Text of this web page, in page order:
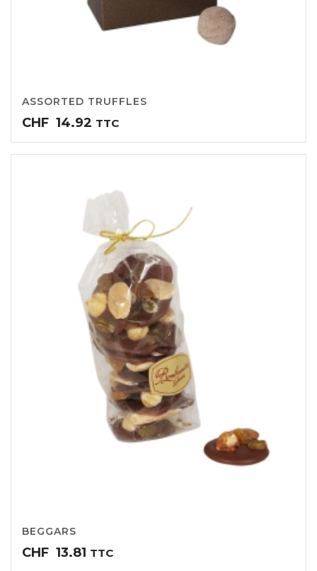
ASSORTED TRUFFLES
CHF 14.92 TTC
BEGGARS
CHF 13.81 TTC